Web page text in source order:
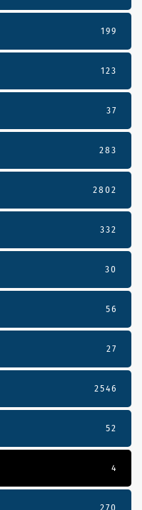
199
123
37
283
2802
332
30
56
27
2546
52
4
270